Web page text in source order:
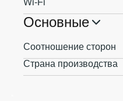
Wi-Fi
Основные
Соотношение сторон
Страна производства